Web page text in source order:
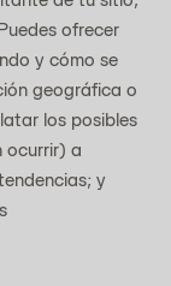
ofrecer
y cómo se
geográfica o
los posibles
ocurrir) a
y